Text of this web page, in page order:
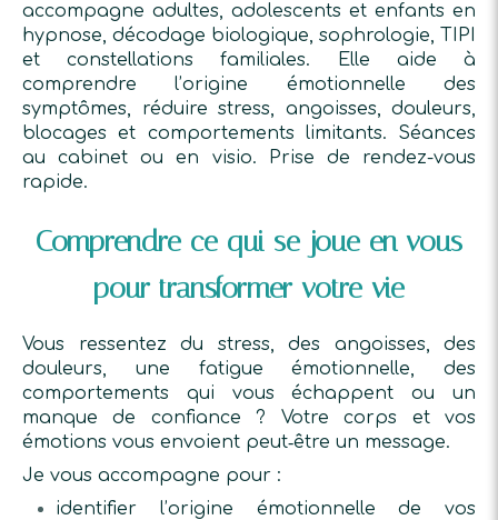
accompagne adultes, adolescents et enfants en
hypnose, décodage biologique, sophrologie, TIPI
et constellations familiales. Elle aide à
comprendre l’origine émotionnelle des
symptômes, réduire stress, angoisses, douleurs,
blocages et comportements limitants. Séances
au cabinet ou en visio. Prise de rendez-vous
rapide.
Comprendre ce qui se joue en vous
pour transformer votre vie
Vous ressentez du stress, des angoisses, des
douleurs, une fatigue émotionnelle, des
comportements qui vous échappent ou un
manque de confiance ? Votre corps et vos
émotions vous envoient peut‑être un message.
Je vous accompagne pour :
identifier l’origine émotionnelle de vos